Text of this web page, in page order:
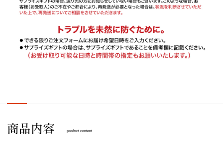
商品内容 product content